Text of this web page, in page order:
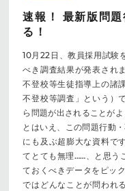
速報！ 最新版問
る！
10月22日、教員採用試験
べき調査結果が発表され
不登校等生徒指導上の諸
不登校等調査」という）
ら問題が出されることが
とはいえ、この問題行動
にも及ぶ超膨大な資料で
てとても無理……、と思う
ておくべきデータをピッ
ではどんなことが問われ